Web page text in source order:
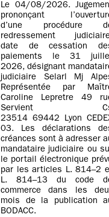
Le 04/08/2026.
prononçant
d’une procédure
redressement
date de cessation
paiements le 31
2026, désignant
judiciaire Selarl Mj
Représentée par
Caroline Lepretre 49
Servient
23514 69442 Lyon
03. Les déclarations
créances sont à adresser
mandataire judiciaire ou
le portail électronique
par les articles L. 814–2
L. 814–13 du code
commerce dans les
mois de la publication
BODACC.